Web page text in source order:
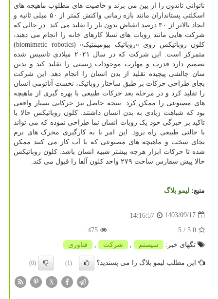
ناتوانی تاندون را از بین می برند و خاصیت های مطلوب ماهیچه های
اسکلتی پستانداران مانند بازه زمانی واکنش کمتر از ۵۰ میلی ثانیه و
ایجاد بالاتر از ۳۰ درصد انقباض بدون بار را تقلید می کند. در حالی که
شرکت هایی مانند روبات های تسلا کارهای خانه را انجام می دهند،
کلون روباتیکس روی «روباتیک بیومیمتیک» (biomimetic robotics)
متمرکز است. این شرکت که در سال ۲۰۲۱ میلادی تاسیس شده
تصمیم دارد قدرت و مهارت موجودات زیستی را تقلید کند و بدین
سان چالشی پیچیده تقلید از بدن انسان را انجام دهد. این شرکت
بجای طراحی حرکات بر طبق ساختار روباتیک، نخست آناتومی انسان
را تقلید کرد و در مرحله بعد حرکات طبیعی با بهره گیری از ماهیچه
های مصنوعی را ممکن کرد. نتیجه حاصل نیز حرکاتی بسیار واقعی
بود که شباهت زیادی به بدن انسان داشتند. کلون روباتیکس حالا با
تاکید بر خبرگی خود یک روبات انسان نما طراحی نموده که می تواند
با حالتی طبیعی راه برود. این امر با به کارگیری محرک های نرم
بجای سخت و ماهیچه های مصنوعی که با آب کار می کنند ممکن
شده تا حرکات ابزار هرچه بیشتر شبیه انسان باشد. کلون روباتیکس
حالا پیش سفارس ساخت ۲۷۹ واحد کلون آلفا را قبول می کند.
منبع: لیمو بلاگ
1403/09/17
14:16:57
5.0
/ 5
475
تگهای خبر:
سیستم شركت فناوری
این مطلب لیمو بلاگ را می پسندید؟ (1)
(0)
X